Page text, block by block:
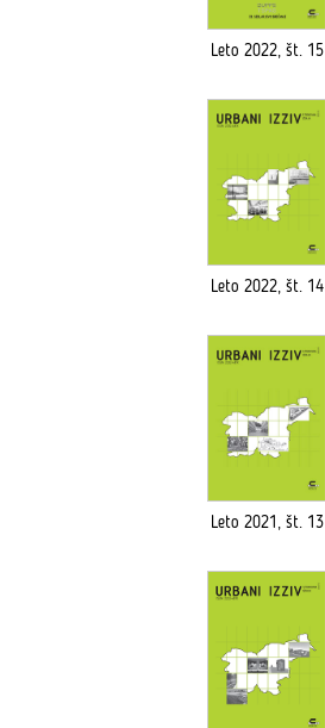
Leto 2022, št. 15
Leto 2022, št. 14
Leto 2021, št. 13